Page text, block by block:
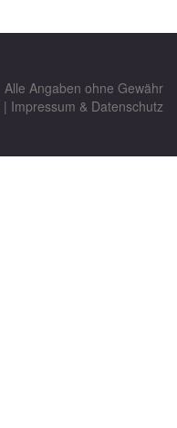
Alle Angaben ohne Gewähr
| Impressum & Datenschutz